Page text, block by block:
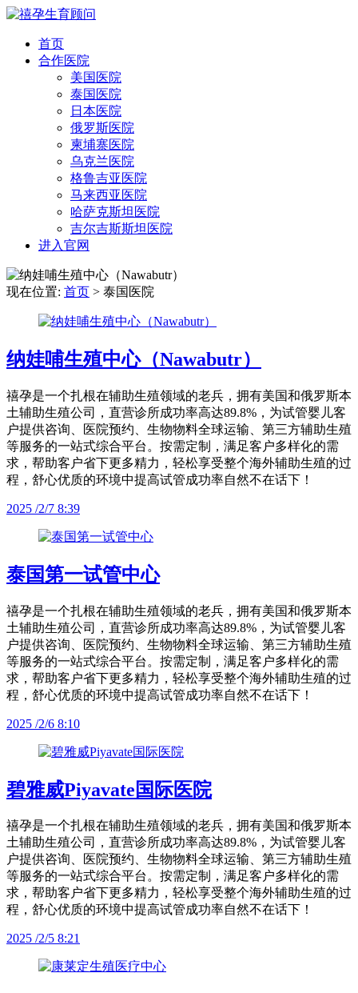
首页
合作医院
美国医院
泰国医院
日本医院
俄罗斯医院
柬埔寨医院
乌克兰医院
格鲁吉亚医院
马来西亚医院
哈萨克斯坦医院
吉尔吉斯斯坦医院
进入官网
现在位置: 首页 > 泰国医院
纳娃哺生殖中心（Nawabutr）
禧孕是一个扎根在辅助生殖领域的老兵，拥有美国和俄罗斯本
土辅助生殖公司，直营诊所成功率高达89.8%，为试管婴儿客
户提供咨询、医院预约、生物物料全球运输、第三方辅助生殖
等服务的一站式综合平台。按需定制，满足客户多样化的需
求，帮助客户省下更多精力，轻松享受整个海外辅助生殖的过
程，舒心优质的环境中提高试管成功率自然不在话下！
2025 /2/7 8:39
泰国第一试管中心
禧孕是一个扎根在辅助生殖领域的老兵，拥有美国和俄罗斯本
土辅助生殖公司，直营诊所成功率高达89.8%，为试管婴儿客
户提供咨询、医院预约、生物物料全球运输、第三方辅助生殖
等服务的一站式综合平台。按需定制，满足客户多样化的需
求，帮助客户省下更多精力，轻松享受整个海外辅助生殖的过
程，舒心优质的环境中提高试管成功率自然不在话下！
2025 /2/6 8:10
碧雅威Piyavate国际医院
禧孕是一个扎根在辅助生殖领域的老兵，拥有美国和俄罗斯本
土辅助生殖公司，直营诊所成功率高达89.8%，为试管婴儿客
户提供咨询、医院预约、生物物料全球运输、第三方辅助生殖
等服务的一站式综合平台。按需定制，满足客户多样化的需
求，帮助客户省下更多精力，轻松享受整个海外辅助生殖的过
程，舒心优质的环境中提高试管成功率自然不在话下！
2025 /2/5 8:21